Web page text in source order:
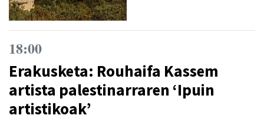
18:00
Erakusketa: Rouhaifa Kassem
artista palestinarraren ‘Ipuin
artistikoak’